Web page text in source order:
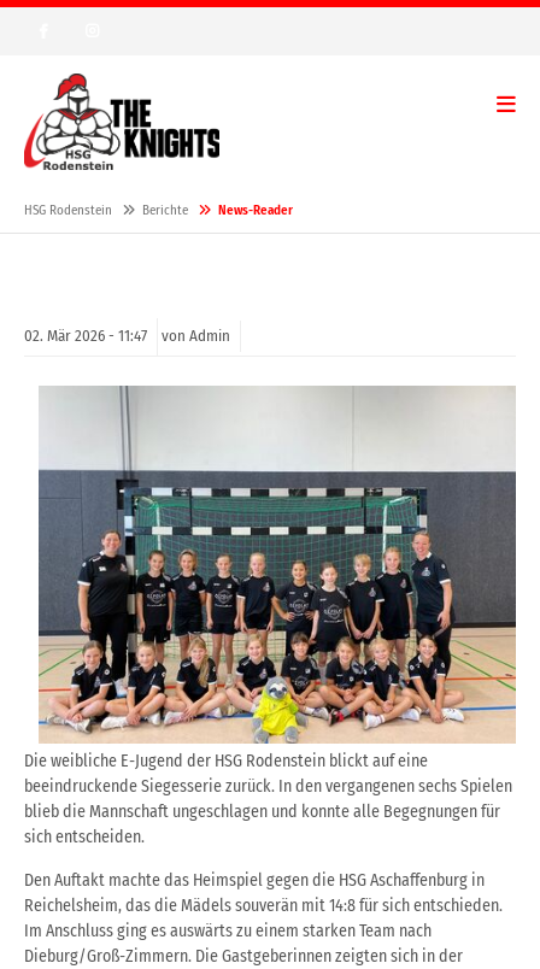
HSG Rodenstein Berichte News-Reader
02. Mär 2026 - 11:47 von Admin
Die weibliche E-Jugend der HSG Rodenstein blickt auf eine
beeindruckende Siegesserie zurück. In den vergangenen sechs Spielen
blieb die Mannschaft ungeschlagen und konnte alle Begegnungen für
sich entscheiden.
Den Auftakt machte das Heimspiel gegen die HSG Aschaffenburg in
Reichelsheim, das die Mädels souverän mit 14:8 für sich entschieden.
Im Anschluss ging es auswärts zu einem starken Team nach
Dieburg/Groß-Zimmern. Die Gastgeberinnen zeigten sich in der